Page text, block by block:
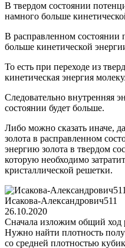
В твердом состоянии
намного больше
В расправленном состоянии
больше кинетической
То есть при переходе из
кинетическая энергия
Следовательно внутренняя
состоянии будет больше.
Либо можно сказать иначе,
золота в расправленном
энергию золота в твердом
которую необходимо
кристаллической решетки.
Исакова-Александрович511
26.10.2020
Сначала изложим общий ход
Нужно найти плотность
со средней плотностью